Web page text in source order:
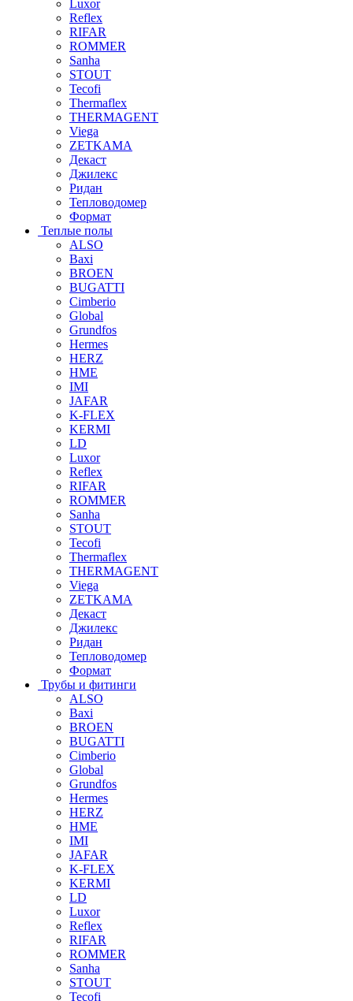
Luxor
Reflex
RIFAR
ROMMER
Sanha
STOUT
Tecofi
Thermaflex
THERMAGENT
Viega
ZETKAMA
Декаст
Джилекс
Ридан
Тепловодомер
Формат
Теплые полы
ALSO
Baxi
BROEN
BUGATTI
Cimberio
Global
Grundfos
Hermes
HERZ
HME
IMI
JAFAR
K-FLEX
KERMI
LD
Luxor
Reflex
RIFAR
ROMMER
Sanha
STOUT
Tecofi
Thermaflex
THERMAGENT
Viega
ZETKAMA
Декаст
Джилекс
Ридан
Тепловодомер
Формат
Трубы и фитинги
ALSO
Baxi
BROEN
BUGATTI
Cimberio
Global
Grundfos
Hermes
HERZ
HME
IMI
JAFAR
K-FLEX
KERMI
LD
Luxor
Reflex
RIFAR
ROMMER
Sanha
STOUT
Tecofi